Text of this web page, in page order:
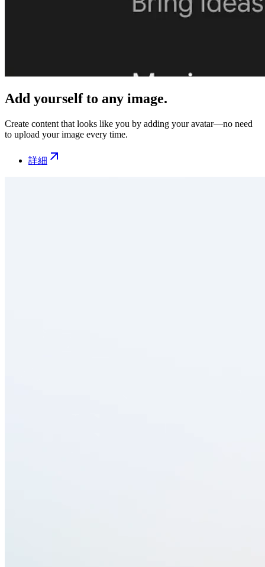
Add yourself to any image.
Create content that looks like you by adding your avatar—no need
to upload your image every time.
詳細